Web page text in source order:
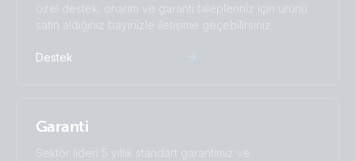
özel destek, onarım ve garanti talepleriniz için ürünü
satın aldığınız bayinizle iletişime geçebilirsiniz.
Destek
Garanti
Sektör lideri 5 yıllık standart garantimiz ve